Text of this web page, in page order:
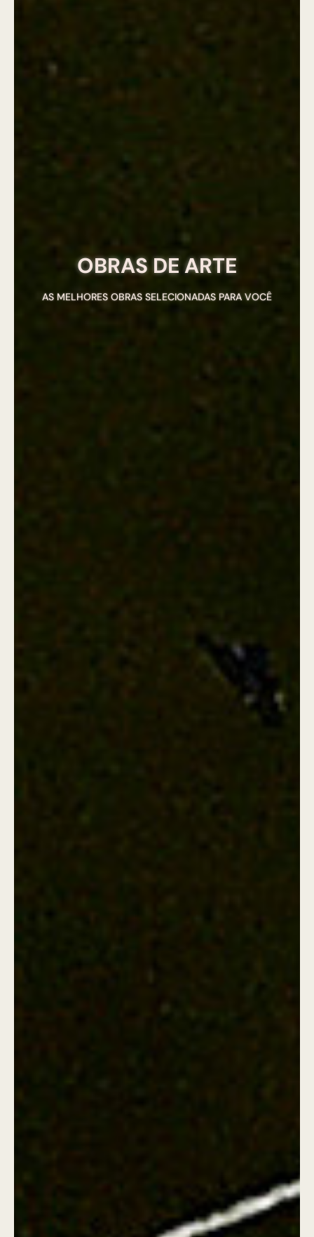
OBRAS DE ARTE
AS MELHORES OBRAS SELECIONADAS PARA VOCÊ